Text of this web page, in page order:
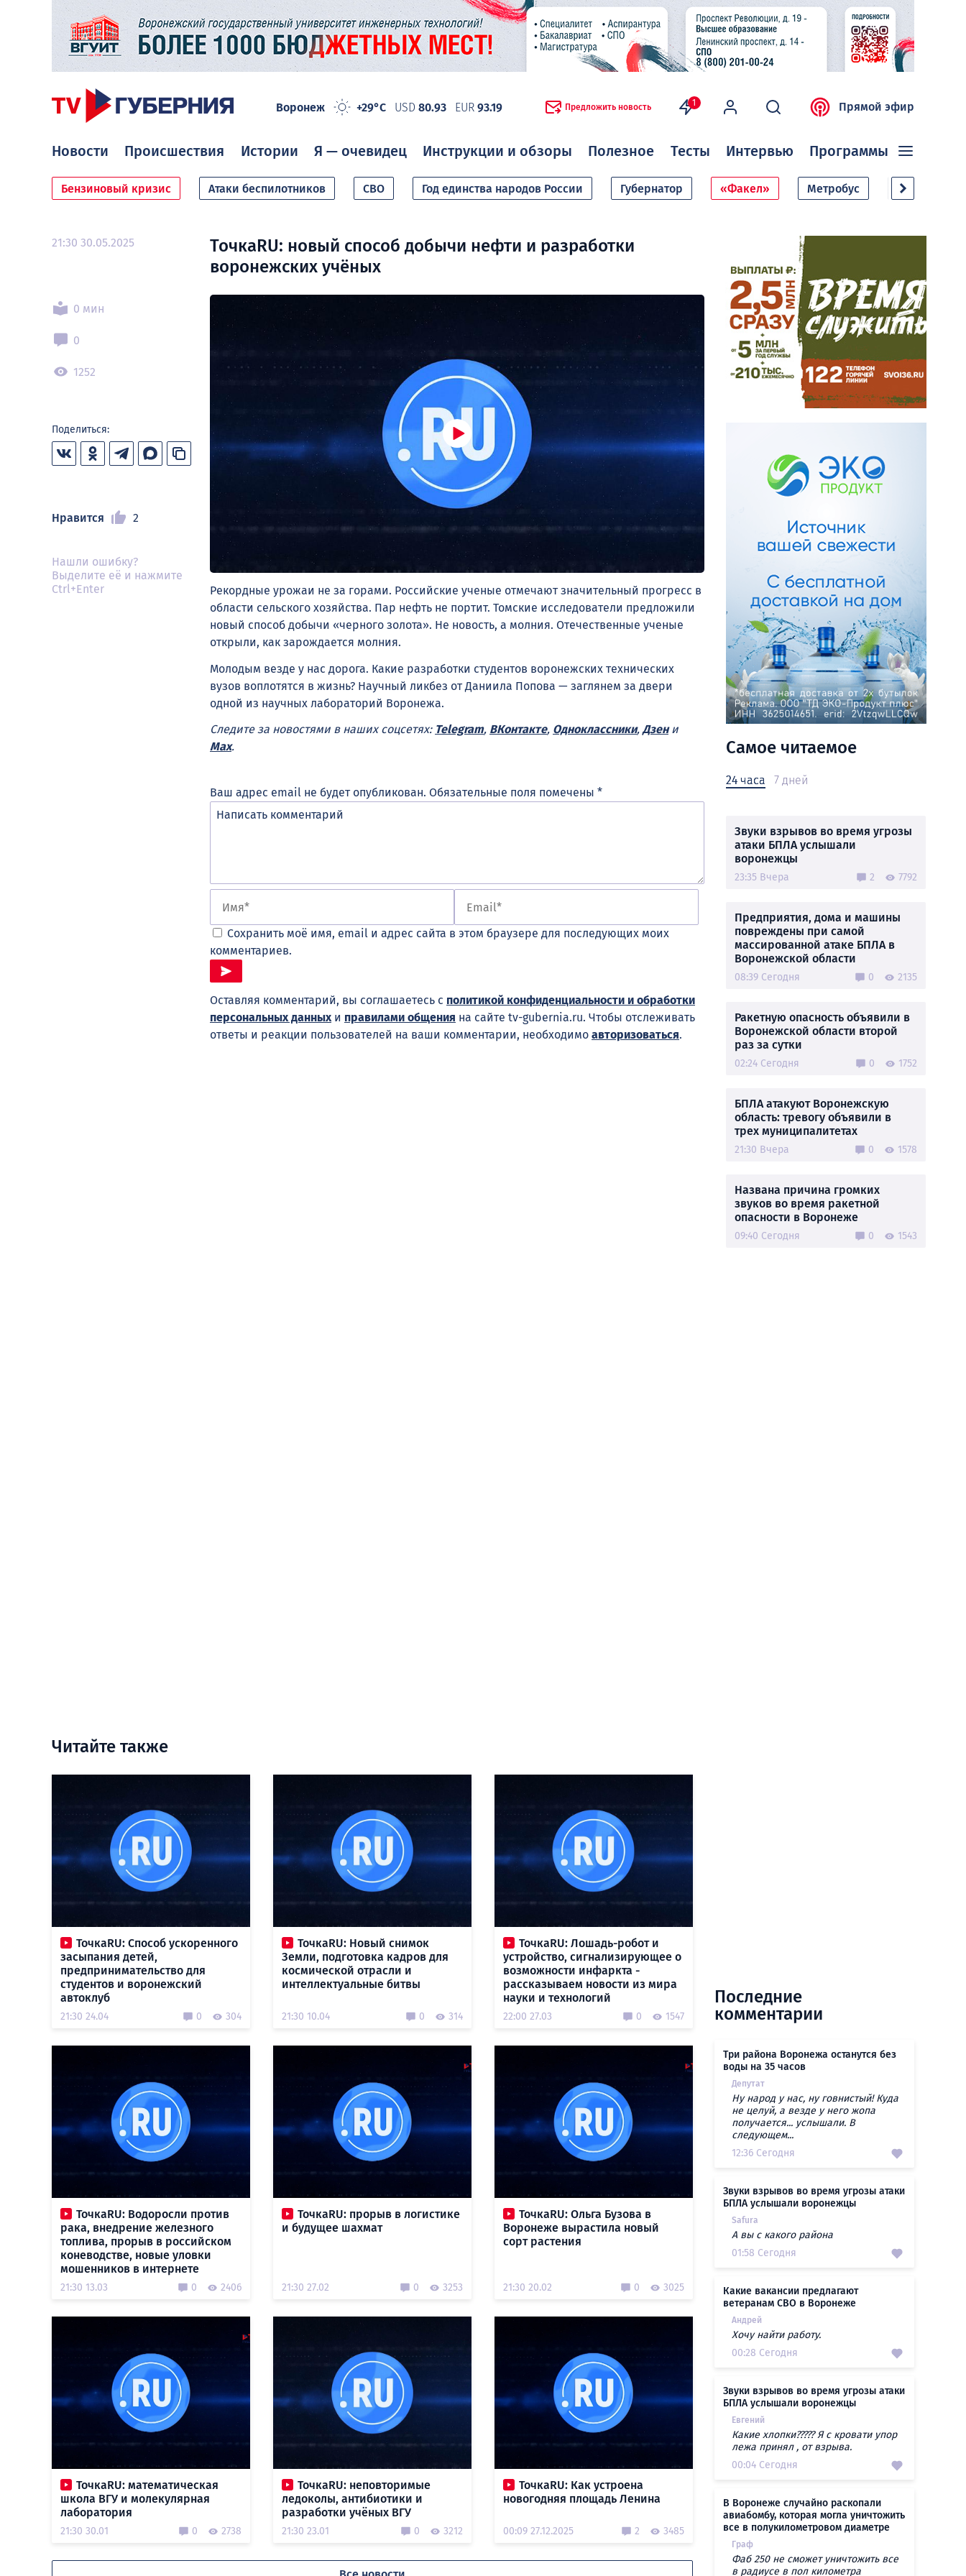
Воронеж +29°C USD 80.93 EUR 93.19 Предложить новость 1 Прямой эфир
Новости Происшествия Истории Я — очевидец Инструкции и обзоры Полезное Тесты Интервью Программы
Бензиновый кризис Атаки беспилотников СВО Год единства народов России Губернатор «Факел» Метробус Дачный
21:30 30.05.2025
0 мин
0
1252
Поделиться:
Нравится 2
Нашли ошибку?
Выделите её и нажмите
Ctrl+Enter
ТочкаRU: новый способ добычи нефти и разработки
воронежских учёных
Рекордные урожаи не за горами. Российские ученые отмечают значительный прогресс в
области сельского хозяйства. Пар нефть не портит. Томские исследователи предложили
новый способ добычи «черного золота». Не новость, а молния. Отечественные ученые
открыли, как зарождается молния.
Молодым везде у нас дорога. Какие разработки студентов воронежских технических
вузов воплотятся в жизнь? Научный ликбез от Даниила Попова — заглянем за двери
одной из научных лабораторий Воронежа.
Следите за новостями в наших соцсетях: Telegram, ВКонтакте, Одноклассники, Дзени
Max.
Ваш адрес email не будет опубликован. Обязательные поля помечены *
Сохранить моё имя, email и адрес сайта в этом браузере для последующих моих
комментариев.
Оставляя комментарий, вы соглашаетесь с политикой конфиденциальности и обработки
персональных данныхи правилами общения на сайте tv-gubernia.ru. Чтобы отслеживать
ответы и реакции пользователей на ваши комментарии, необходимо авторизоваться.
Самое читаемое
24 часа 7 дней
Звуки взрывов во время угрозы
атаки БПЛА услышали
воронежцы
23:35 Вчера 2 7792
Предприятия, дома и машины
повреждены при самой
массированной атаке БПЛА в
Воронежской области
08:39 Сегодня 0 2135
Ракетную опасность объявили в
Воронежской области второй
раз за сутки
02:24 Сегодня 0 1752
БПЛА атакуют Воронежскую
область: тревогу объявили в
трех муниципалитетах
21:30 Вчера 0 1578
Названа причина громких
звуков во время ракетной
опасности в Воронеже
09:40 Сегодня 0 1543
Читайте также
ТочкаRU: Способ ускоренного
засыпания детей,
предпринимательство для
студентов и воронежский
автоклуб
21:30 24.04 0 304
ТочкаRU: Новый снимок
Земли, подготовка кадров для
космической отрасли и
интеллектуальные битвы
21:30 10.04 0 314
ТочкаRU: Лошадь-робот и
устройство, сигнализирующее о
возможности инфаркта -
рассказываем новости из мира
науки и технологий
22:00 27.03 0 1547
ТочкаRU: Водоросли против
рака, внедрение железного
топлива, прорыв в российском
коневодстве, новые уловки
мошенников в интернете
21:30 13.03 0 2406
ТочкаRU: прорыв в логистике
и будущее шахмат
21:30 27.02 0 3253
ТочкаRU: Ольга Бузова в
Воронеже вырастила новый
сорт растения
21:30 20.02 0 3025
ТочкаRU: математическая
школа ВГУ и молекулярная
лаборатория
21:30 30.01 0 2738
ТочкаRU: неповторимые
ледоколы, антибиотики и
разработки учёных ВГУ
21:30 23.01 0 3212
ТочкаRU: Как устроена
новогодняя площадь Ленина
00:09 27.12.2025 2 3485
Последние
комментарии
Три района Воронежа останутся без
воды на 35 часов
Депутат
Ну народ у нас, ну говнистый! Куда
не целуй, а везде у него жопа
получается... услышали. В
следующем...
12:36 Сегодня
Звуки взрывов во время угрозы атаки
БПЛА услышали воронежцы
Safura
А вы с какого района
01:58 Сегодня
Какие вакансии предлагают
ветеранам СВО в Воронеже
Андрей
Хочу найти работу.
00:28 Сегодня
Звуки взрывов во время угрозы атаки
БПЛА услышали воронежцы
Евгений
Какие хлопки????? Я с кровати упор
лежа принял , от взрыва.
00:04 Сегодня
В Воронеже случайно раскопали
авиабомбу, которая могла уничтожить
все в полукилометровом диаметре
Граф
Фаб 250 не сможет уничтожить все
в радиусе в пол километра